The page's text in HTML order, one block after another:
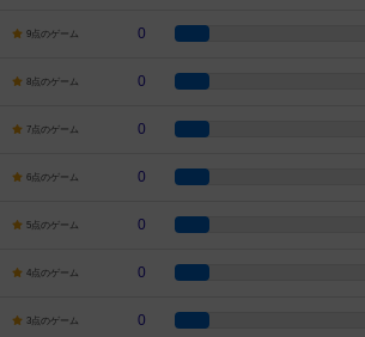
9点のゲーム 0
8点のゲーム 0
7点のゲーム 0
6点のゲーム 0
5点のゲーム 0
4点のゲーム 0
3点のゲーム 0